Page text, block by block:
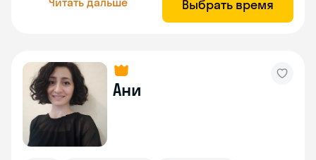
Выбрать время
Ани